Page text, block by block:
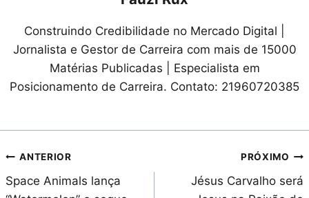
Construindo Credibilidade no Mercado Digital |
Jornalista e Gestor de Carreira com mais de 15000
Matérias Publicadas | Especialista em
Posicionamento de Carreira. Contato: 21960720385
Navegação
de
ANTERIOR
Space Animals lança
PRÓXIMO
Jésus Carvalho será